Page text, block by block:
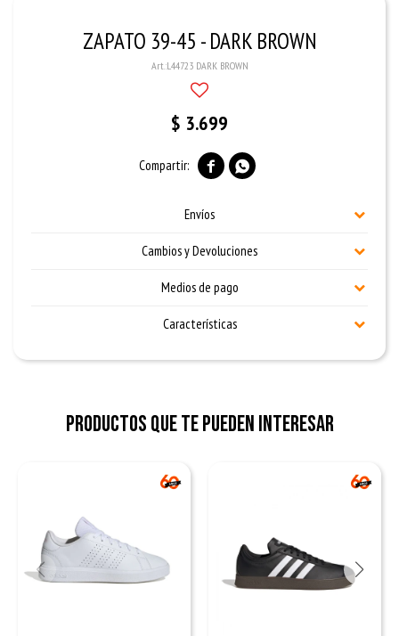
ZAPATO 39-45 - DARK BROWN
L44723 DARK BROWN
$ 3.699
 
Envíos
Cambios y Devoluciones
Medios de pago
Características
Productos que te pueden interesar